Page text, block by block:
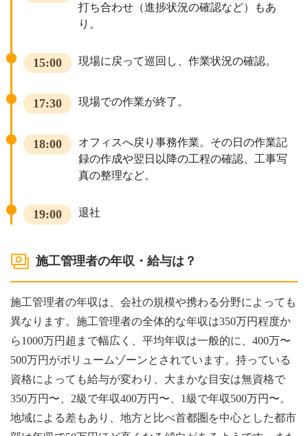
打ち合わせ（進捗状況の確認など）もあ
り。
15:00 現場に戻って巡回し、作業状況の確認。
17:30 現場での作業が終了。
18:00
オフィスへ戻り事務作業。その日の作業記
録の作成や翌日以降の工程の確認、工事写
真の整理など。
19:00 退社
施工管理者の年収・給与は？
施工管理者の年収は、会社の規模や携わる分野によっても
異なります。施工管理者の全体的な年収は350万円程度か
ら1000万円超まで幅広く、平均年収は一般的に、400万〜
500万円がボリュームゾーンとされています。持っている
資格によっても給与が変わり、大まかな目安は無資格で
350万円〜、2級で年収400万円〜、1級で年収500万円〜。
地域による差もあり、地方と比べ首都圏を中心とした都市